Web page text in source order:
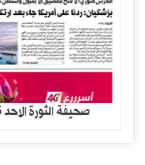
صحيفة الثورة الاحد 26 صفر 1448- 9 اغسطس 2026